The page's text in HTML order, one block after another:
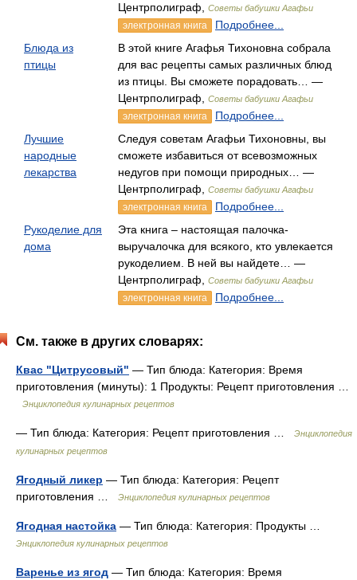
Центрполиграф,
Советы бабушки Агафьи
электронная книга
Подробнее...
Блюда из
птицы
В этой книге Агафья Тихоновна собрала
для вас рецепты самых различных блюд
из птицы. Вы сможете порадовать… —
Центрполиграф,
Советы бабушки Агафьи
электронная книга
Подробнее...
Лучшие
народные
лекарства
Следуя советам Агафьи Тихоновны, вы
сможете избавиться от всевозможных
недугов при помощи природных… —
Центрполиграф,
Советы бабушки Агафьи
электронная книга
Подробнее...
Рукоделие для
дома
Эта книга – настоящая палочка-
выручалочка для всякого, кто увлекается
рукоделием. В ней вы найдете… —
Центрполиграф,
Советы бабушки Агафьи
электронная книга Подробнее...
См. также в других словарях:
Квас "Цитрусовый" — Тип блюда: Категория: Время
приготовления (минуты): 1 Продукты: Рецепт приготовления …
Энциклопедия кулинарных рецептов
— Тип блюда: Категория: Рецепт приготовления …
Энциклопедия
кулинарных рецептов
Ягодный ликер — Тип блюда: Категория: Рецепт
приготовления …
Энциклопедия кулинарных рецептов
Ягодная настойка — Тип блюда: Категория: Продукты …
Энциклопедия кулинарных рецептов
Варенье из ягод — Тип блюда: Категория: Время